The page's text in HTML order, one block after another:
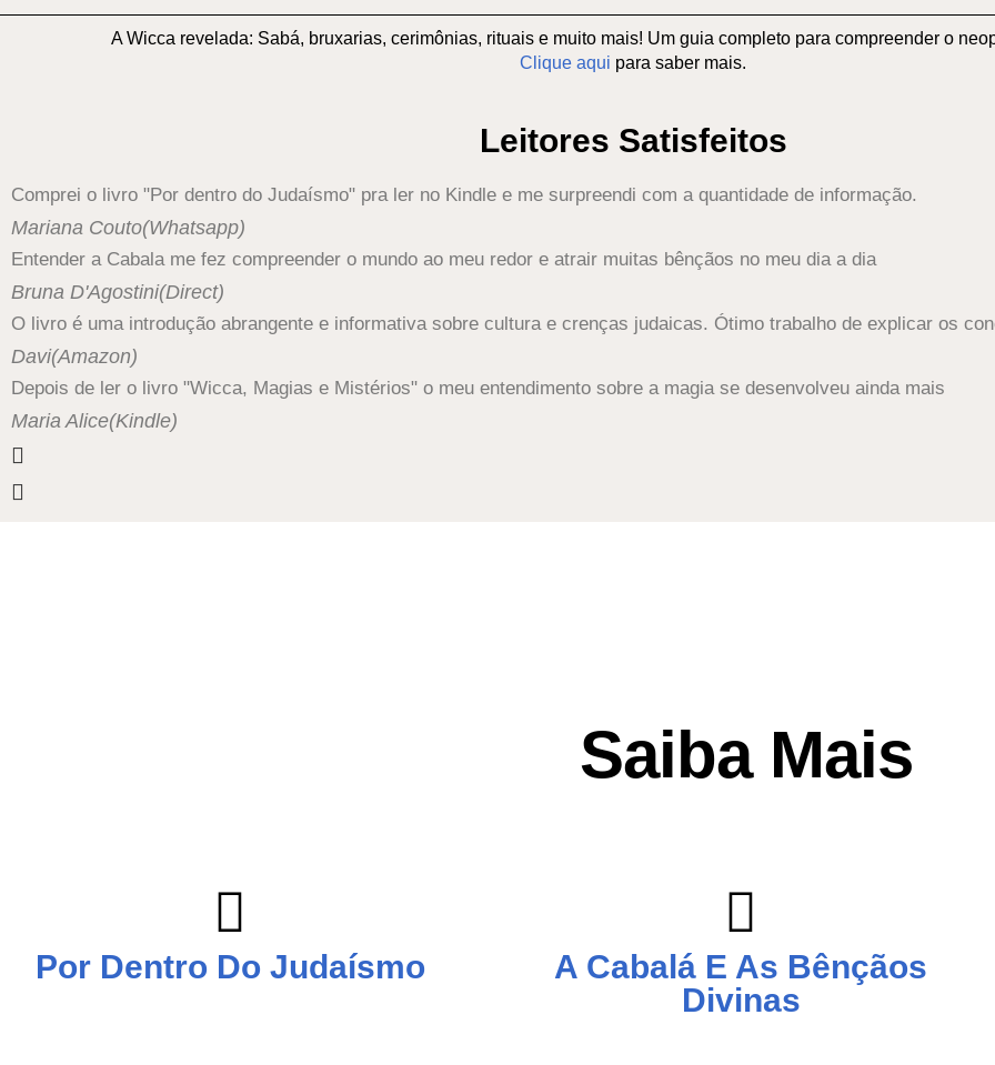
A Wicca revelada: Sabá, bruxarias, cerimônias, rituais e muito mais! Um guia completo para compreender o
Clique aqui para saber mais.
Leitores Satisfeitos
Comprei o livro "Por dentro do Judaísmo" pra ler no Kindle e me surpreendi com a quantidade de informação.
Mariana Couto(Whatsapp)
Entender a Cabala me fez compreender o mundo ao meu redor e atrair muitas bênçãos no meu dia a dia
Bruna D'Agostini(Direct)
O livro é uma introdução abrangente e informativa sobre cultura e crenças judaicas. Ótimo trabalho de explicar os
Davi(Amazon)
Depois de ler o livro "Wicca, Magias e Mistérios" o meu entendimento sobre a magia se desenvolveu ainda mais
Maria Alice(Kindle)
Saiba Mais
Por Dentro Do Judaísmo
A Cabalá E As Bênçãos
Divinas